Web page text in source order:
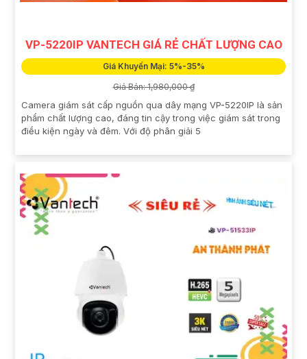
VP-5220IP VANTECH GIÁ RẺ CHẤT LƯỢNG CAO
Giá Khuyến Mại: 5%-35%
Giá Bán: 1,980,000 ₫
Camera giám sát cấp nguồn qua dây mạng VP-5220IP là sản
phẩm chất lượng cao, đáng tin cậy trong việc giám sát trong
điều kiện ngày và đêm. Với độ phân giải 5